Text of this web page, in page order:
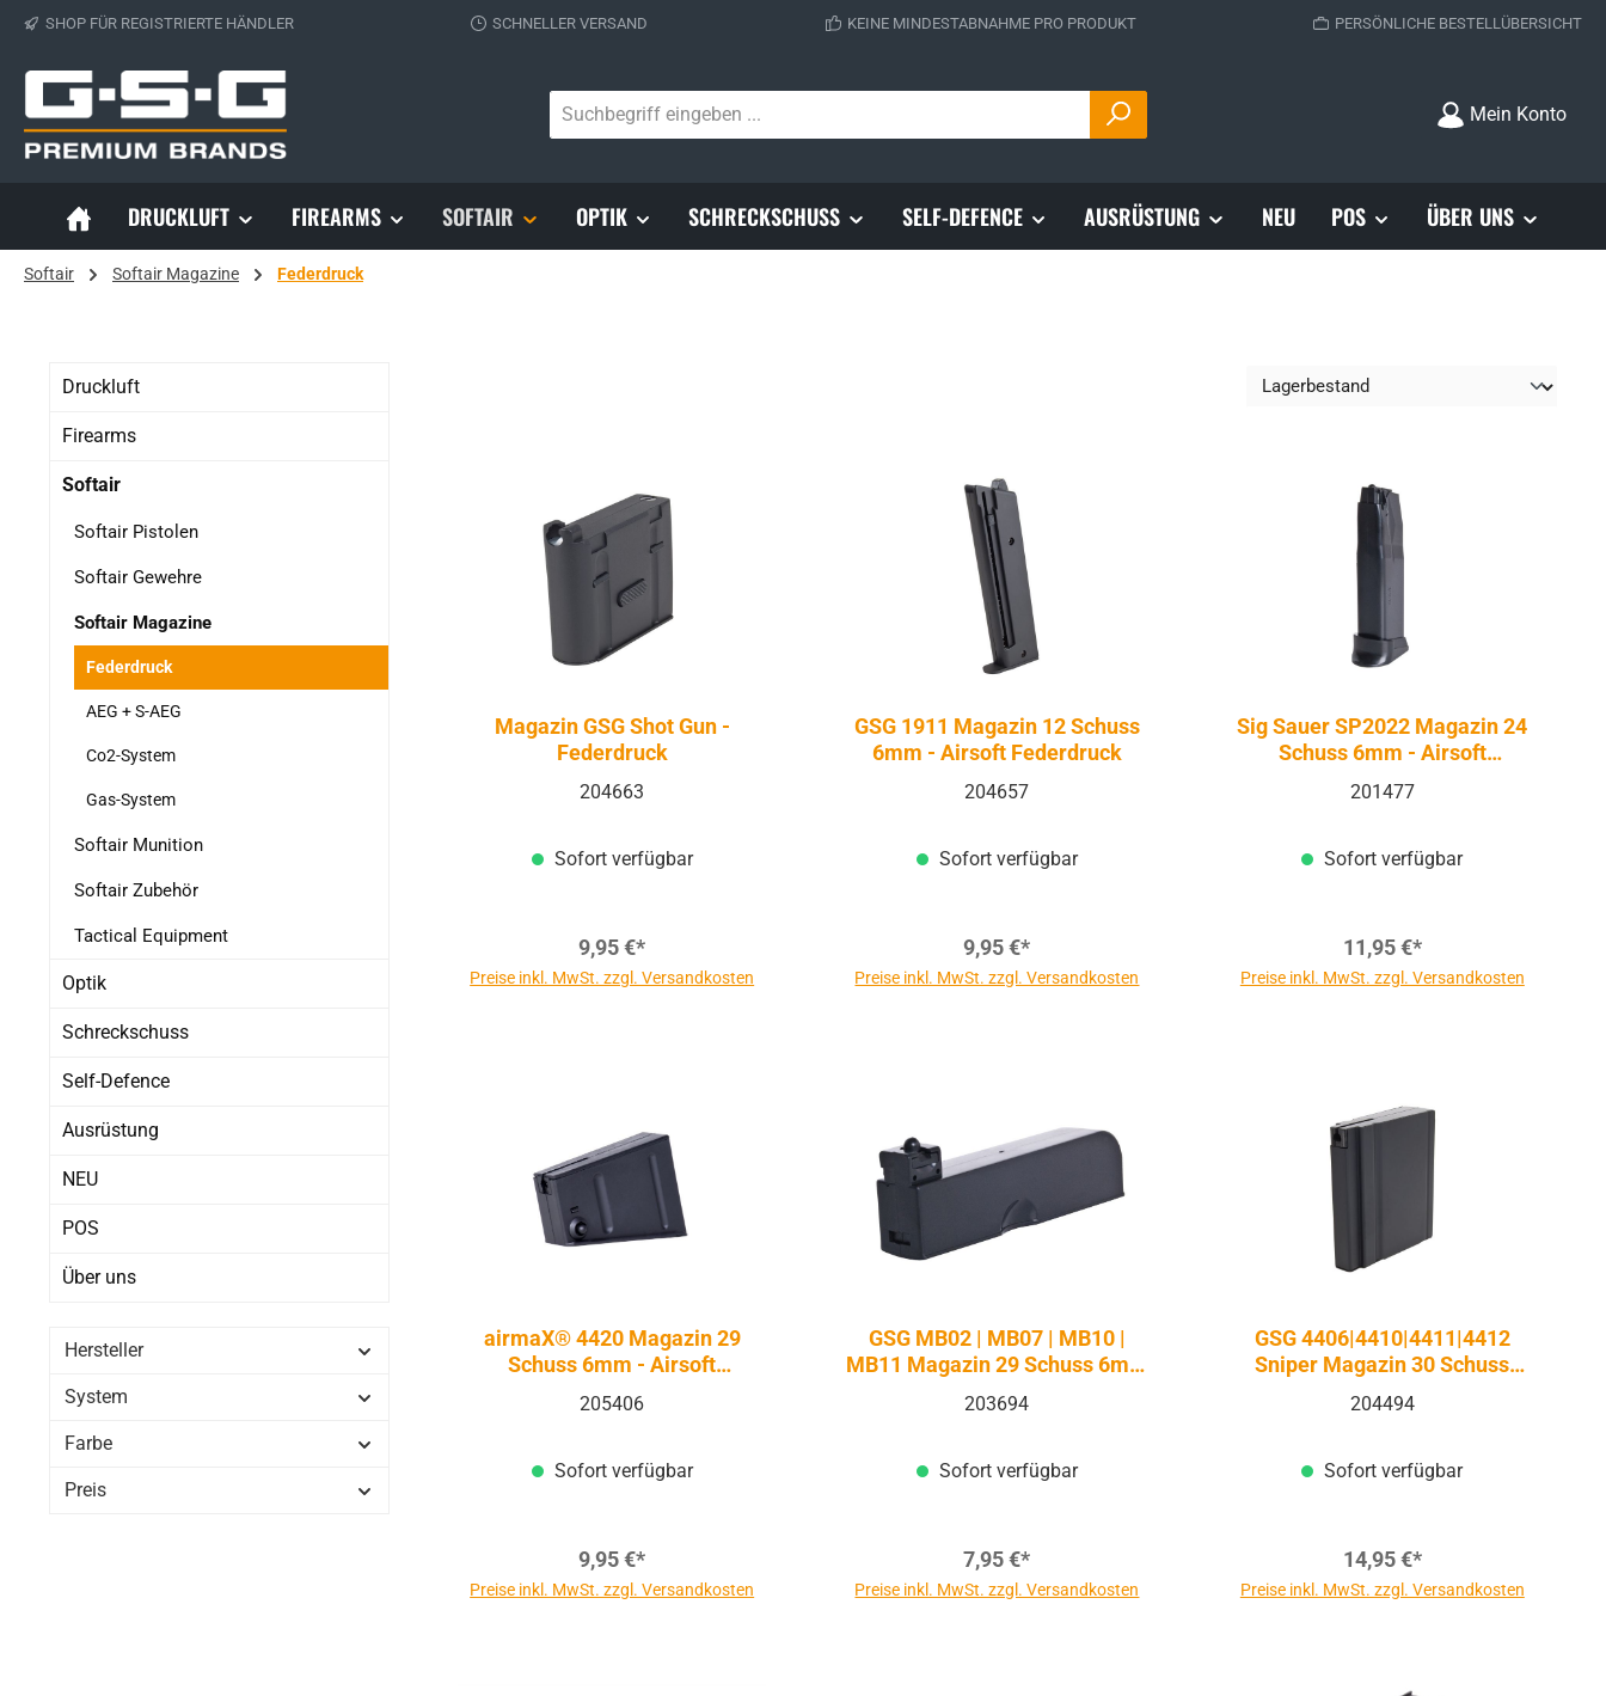
Hauptinhalt springen
Zur Suche springen
Zur Hauptnavigation springen
SHOP FÜR REGISTRIERTE HÄNDLER SCHNELLER VERSAND KEINE MINDESTABNAHME PRO PRODUKT PERSÖNLICHE BESTELLÜBERSICHT
Mein Konto
DRUCKLUFT FIREARMS SOFTAIR OPTIK SCHRECKSCHUSS SELF-DEFENCE AUSRÜSTUNG NEU POS ÜBER UNS
Softair Softair Magazine Federdruck
Druckluft
Firearms
Softair
Softair Pistolen
Softair Gewehre
Softair Magazine
Federdruck
AEG + S-AEG
Co2-System
Gas-System
Softair Munition
Softair Zubehör
Tactical Equipment
Optik
Schreckschuss
Self-Defence
Ausrüstung
NEU
POS
Über uns
Hersteller
System
Farbe
Preis
Magazin GSG Shot Gun -
Federdruck
204663
Sofort verfügbar
9,95 €*
Preise inkl. MwSt. zzgl. Versandkosten
GSG 1911 Magazin 12 Schuss
6mm - Airsoft Federdruck
204657
Sofort verfügbar
9,95 €*
Preise inkl. MwSt. zzgl. Versandkosten
Sig Sauer SP2022 Magazin 24
Schuss 6mm - Airsoft
Federdruck
201477
Sofort verfügbar
11,95 €*
Preise inkl. MwSt. zzgl. Versandkosten
airmaX® 4420 Magazin 29
Schuss 6mm - Airsoft
Federdruck
205406
Sofort verfügbar
9,95 €*
Preise inkl. MwSt. zzgl. Versandkosten
GSG MB02 | MB07 | MB10 |
MB11 Magazin 29 Schuss 6mm
- Airsoft Federdruck
203694
Sofort verfügbar
7,95 €*
Preise inkl. MwSt. zzgl. Versandkosten
GSG 4406|4410|4411|4412
Sniper Magazin 30 Schuss
6mm - Airsoft Federdruck
204494
Sofort verfügbar
14,95 €*
Preise inkl. MwSt. zzgl. Versandkosten